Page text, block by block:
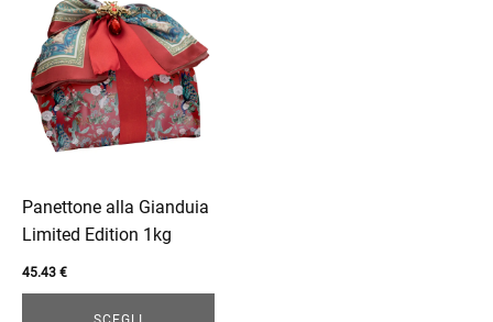
Panettone alla Gianduia
Limited Edition 1kg
45.43 €
prodotto
più
varianti.
opzioni
essere
scelte
nella
pagina